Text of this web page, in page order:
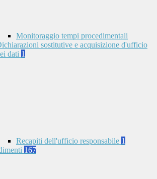
Monitoraggio tempi procedimentali
sostitutive e acquisizione d'ufficio
dati 1
Recapiti dell'ufficio responsabile 1
167